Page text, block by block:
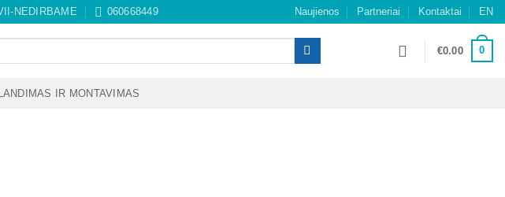
NEDIRBAME 060668449 Naujienos Partneriai Kontaktai EN
€0.00 0
IR MONTAVIMAS